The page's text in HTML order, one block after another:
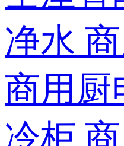
净水
商用厨
冷柜